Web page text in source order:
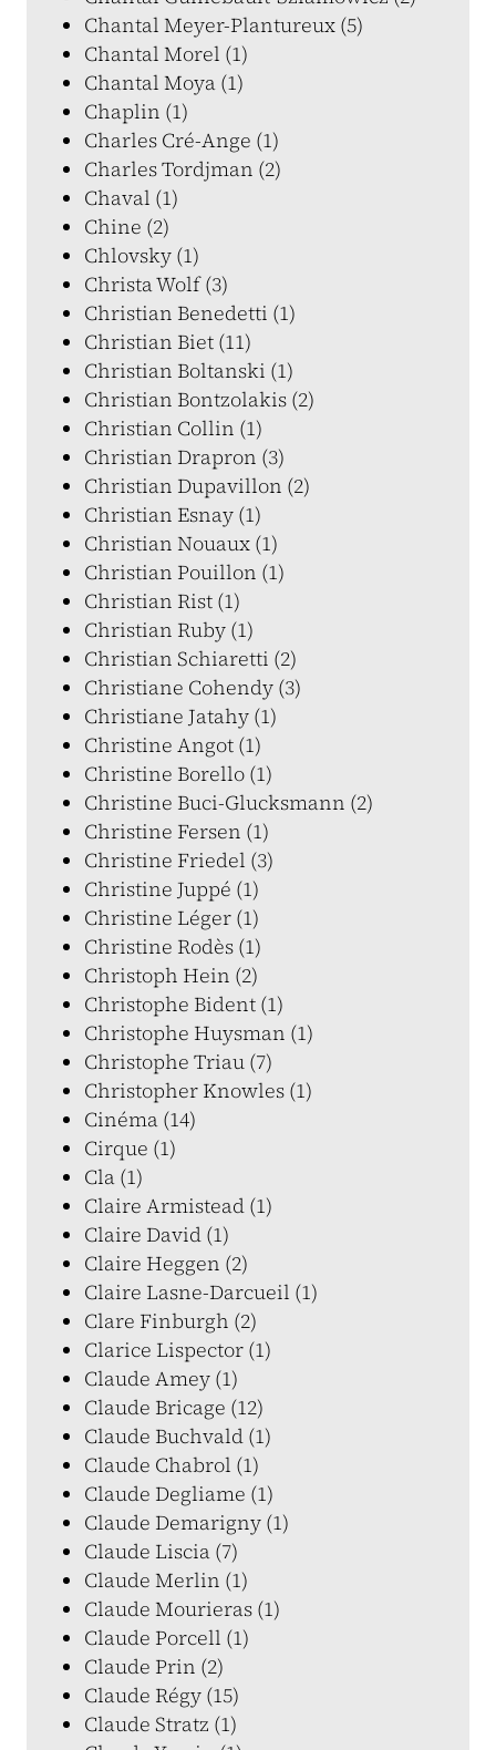
Chantal Meyer-Plantureux (5)
Chantal Morel (1)
Chantal Moya (1)
Chaplin (1)
Charles Cré-Ange (1)
Charles Tordjman (2)
Chaval (1)
Chine (2)
Chlovsky (1)
Christa Wolf (3)
Christian Benedetti (1)
Christian Biet (11)
Christian Boltanski (1)
Christian Bontzolakis (2)
Christian Collin (1)
Christian Drapron (3)
Christian Dupavillon (2)
Christian Esnay (1)
Christian Nouaux (1)
Christian Pouillon (1)
Christian Rist (1)
Christian Ruby (1)
Christian Schiaretti (2)
Christiane Cohendy (3)
Christiane Jatahy (1)
Christine Angot (1)
Christine Borello (1)
Christine Buci-Glucksmann (2)
Christine Fersen (1)
Christine Friedel (3)
Christine Juppé (1)
Christine Léger (1)
Christine Rodès (1)
Christoph Hein (2)
Christophe Bident (1)
Christophe Huysman (1)
Christophe Triau (7)
Christopher Knowles (1)
Cinéma (14)
Cirque (1)
Cla (1)
Claire Armistead (1)
Claire David (1)
Claire Heggen (2)
Claire Lasne-Darcueil (1)
Clare Finburgh (2)
Clarice Lispector (1)
Claude Amey (1)
Claude Bricage (12)
Claude Buchvald (1)
Claude Chabrol (1)
Claude Degliame (1)
Claude Demarigny (1)
Claude Liscia (7)
Claude Merlin (1)
Claude Mourieras (1)
Claude Porcell (1)
Claude Prin (2)
Claude Régy (15)
Claude Stratz (1)